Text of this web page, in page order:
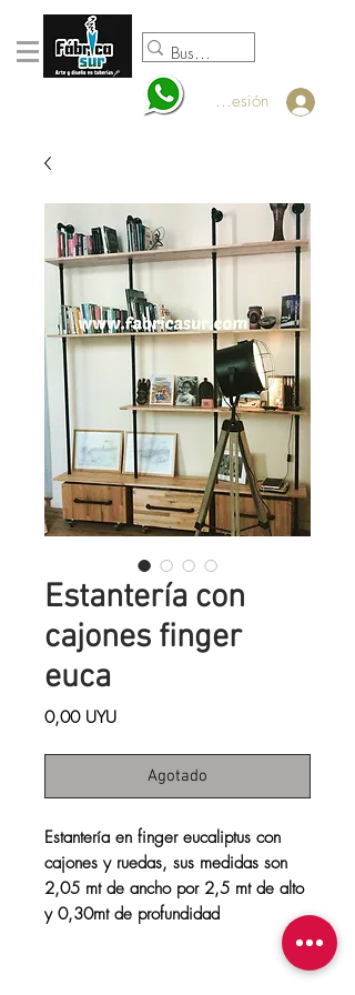
Iniciar sesión
Estantería con
cajones finger
euca
0,00 UYUPrecio
Agotado
Estantería en finger eucaliptus con
cajones y ruedas, sus medidas son
2,05 mt de ancho por 2,5 mt de alto
y 0,30mt de profundidad